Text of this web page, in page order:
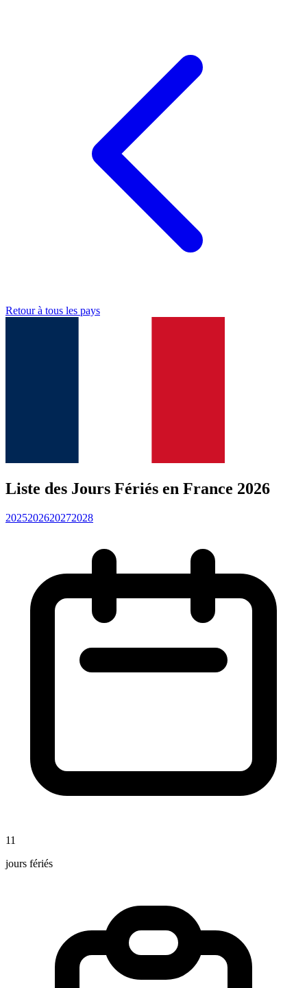
Retour à tous les pays
Liste des Jours Fériés en France 2026
2025202620272028
11
jours fériés